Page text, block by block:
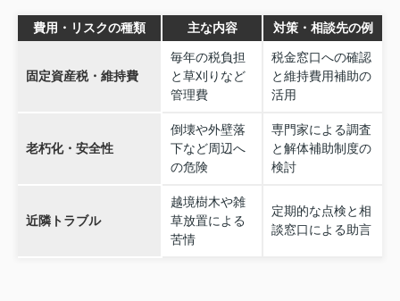
費用・リスクの種類 主な内容 対策・相談先の例
固定資産税・維持費
毎年の税負担
と草刈りなど
管理費
税金窓口への確認
と維持費用補助の
活用
老朽化・安全性
倒壊や外壁落
下など周辺へ
の危険
専門家による調査
と解体補助制度の
検討
近隣トラブル
越境樹木や雑
草放置による
苦情
定期的な点検と相
談窓口による助言